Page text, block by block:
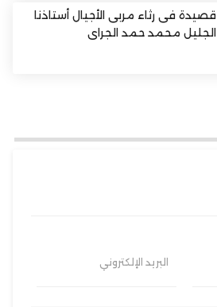
قصيدة فى رثاء مربى الأجيال أستاذنا
الجليل محمد حمد الجراى
البريد الإلكتروني